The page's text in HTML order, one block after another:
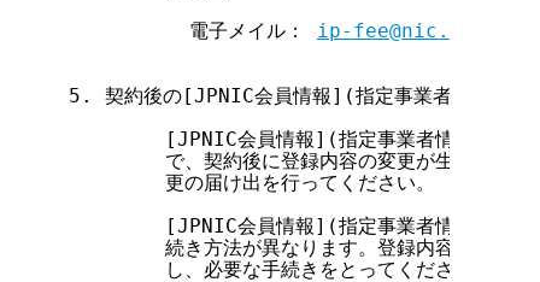
          電子メイル：
ip-fee@nic.ad.jp
5. 契約後の[JPNIC会員情報](指定事業者情報)登録
[JPNIC会員情報](指定事業者情報)の内容
で、契約後に登録内容の変更が生じた場
        更の届け出を行ってください。
[JPNIC会員情報](指定事業者情報)中に登
続き方法が異なります。登録内容変更が生
        し、必要な手続きをとってください。